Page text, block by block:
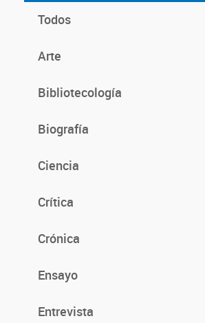
Todos
Arte
Bibliotecología
Biografía
Ciencia
Crítica
Crónica
Ensayo
Entrevista